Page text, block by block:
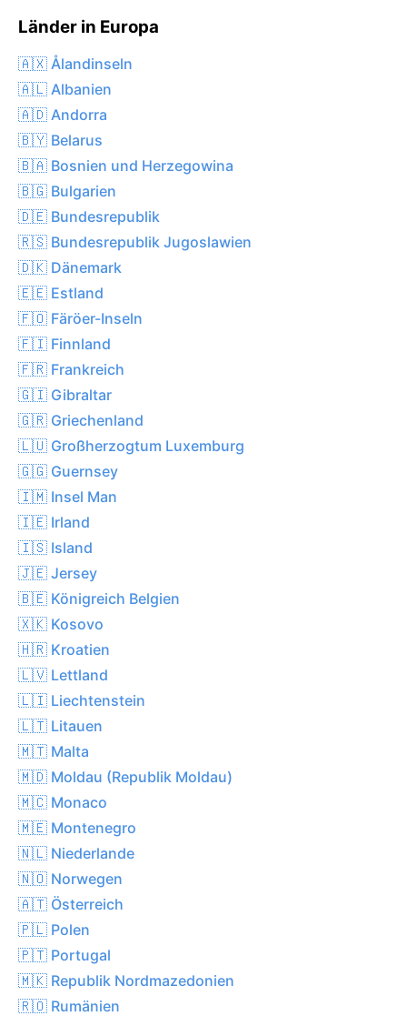
Länder in Europa
🇦🇽 Ålandinseln
🇦🇱 Albanien
🇦🇩 Andorra
🇧🇾 Belarus
🇧🇦 Bosnien und Herzegowina
🇧🇬 Bulgarien
🇩🇪 Bundesrepublik
🇷🇸 Bundesrepublik Jugoslawien
🇩🇰 Dänemark
🇪🇪 Estland
🇫🇴 Färöer-Inseln
🇫🇮 Finnland
🇫🇷 Frankreich
🇬🇮 Gibraltar
🇬🇷 Griechenland
🇱🇺 Großherzogtum Luxemburg
🇬🇬 Guernsey
🇮🇲 Insel Man
🇮🇪 Irland
🇮🇸 Island
🇯🇪 Jersey
🇧🇪 Königreich Belgien
🇽🇰 Kosovo
🇭🇷 Kroatien
🇱🇻 Lettland
🇱🇮 Liechtenstein
🇱🇹 Litauen
🇲🇹 Malta
🇲🇩 Moldau (Republik Moldau)
🇲🇨 Monaco
🇲🇪 Montenegro
🇳🇱 Niederlande
🇳🇴 Norwegen
🇦🇹 Österreich
🇵🇱 Polen
🇵🇹 Portugal
🇲🇰 Republik Nordmazedonien
🇷🇴 Rumänien